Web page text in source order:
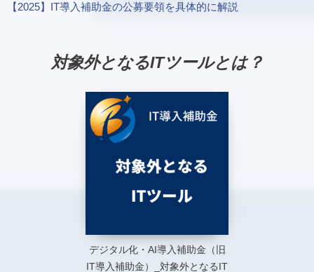
【2025】IT導入補助金の公募要領を具体的に解説
対象外となるITツールとは？
デジタル化・AI導入補助金（旧
IT導入補助金）_対象外となるIT